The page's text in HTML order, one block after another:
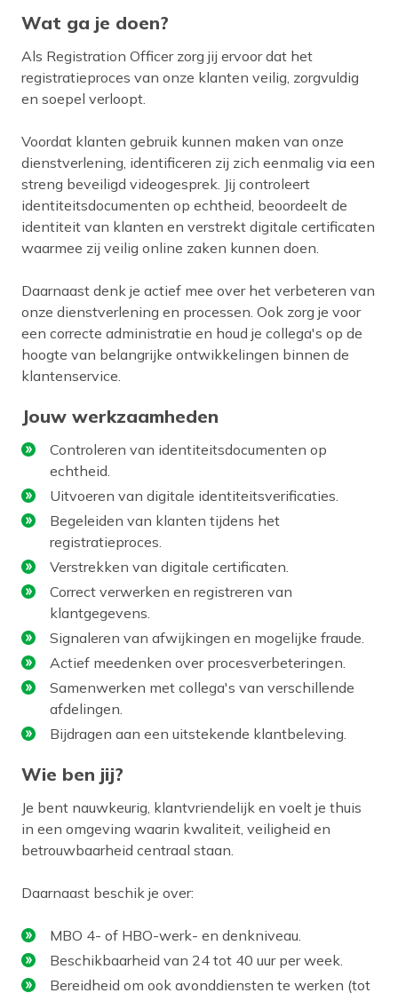
Wat ga je doen?
Als Registration Officer zorg jij ervoor dat het
registratieproces van onze klanten veilig, zorgvuldig
en soepel verloopt.
Voordat klanten gebruik kunnen maken van onze
dienstverlening, identificeren zij zich eenmalig via een
streng beveiligd videogesprek. Jij controleert
identiteitsdocumenten op echtheid, beoordeelt de
identiteit van klanten en verstrekt digitale certificaten
waarmee zij veilig online zaken kunnen doen.
Daarnaast denk je actief mee over het verbeteren van
onze dienstverlening en processen. Ook zorg je voor
een correcte administratie en houd je collega's op de
hoogte van belangrijke ontwikkelingen binnen de
klantenservice.
Jouw werkzaamheden
Controleren van identiteitsdocumenten op
echtheid.
Uitvoeren van digitale identiteitsverificaties.
Begeleiden van klanten tijdens het
registratieproces.
Verstrekken van digitale certificaten.
Correct verwerken en registreren van
klantgegevens.
Signaleren van afwijkingen en mogelijke fraude.
Actief meedenken over procesverbeteringen.
Samenwerken met collega's van verschillende
afdelingen.
Bijdragen aan een uitstekende klantbeleving.
Wie ben jij?
Je bent nauwkeurig, klantvriendelijk en voelt je thuis
in een omgeving waarin kwaliteit, veiligheid en
betrouwbaarheid centraal staan.
Daarnaast beschik je over:
MBO 4- of HBO-werk- en denkniveau.
Beschikbaarheid van 24 tot 40 uur per week.
Bereidheid om ook avonddiensten te werken (tot